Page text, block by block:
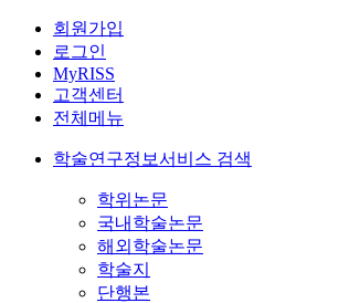
회원가입
로그인
MyRISS
고객센터
전체메뉴
학술연구정보서비스 검색
학위논문
국내학술논문
해외학술논문
학술지
단행본